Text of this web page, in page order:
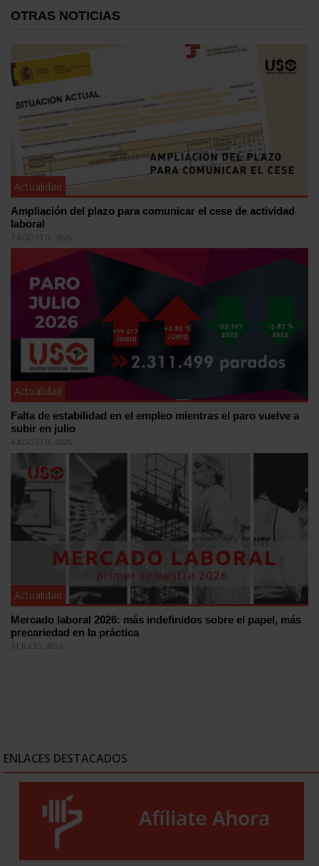
OTRAS NOTICIAS
Actualidad
Ampliación del plazo para comunicar el cese de actividad
laboral
7 AGOSTO, 2026
Actualidad
Falta de estabilidad en el empleo mientras el paro vuelve a
subir en julio
4 AGOSTO, 2026
Actualidad
Mercado laboral 2026: más indefinidos sobre el papel, más
precariedad en la práctica
31 JULIO, 2026
ENLACES DESTACADOS